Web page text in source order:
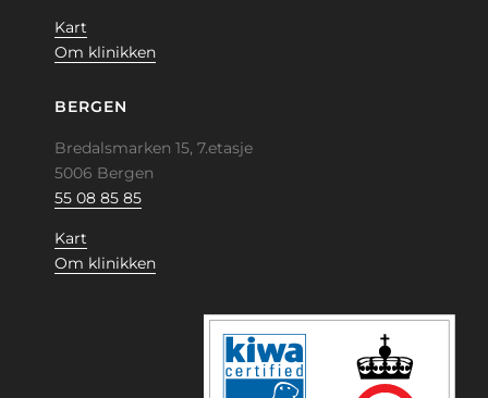
Kart
Om klinikken
BERGEN
Bredalsmarken 15, 7.etasje
5006 Bergen
55 08 85 85
Kart
Om klinikken